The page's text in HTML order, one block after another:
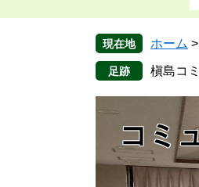
現在地 ホーム >
槇島コ
コミ